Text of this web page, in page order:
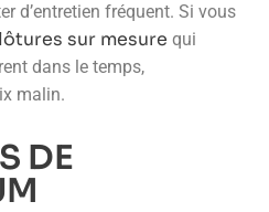
d’entretien fréquent. Si vous
sur mesure qui
dans le temps,
malin.
DE